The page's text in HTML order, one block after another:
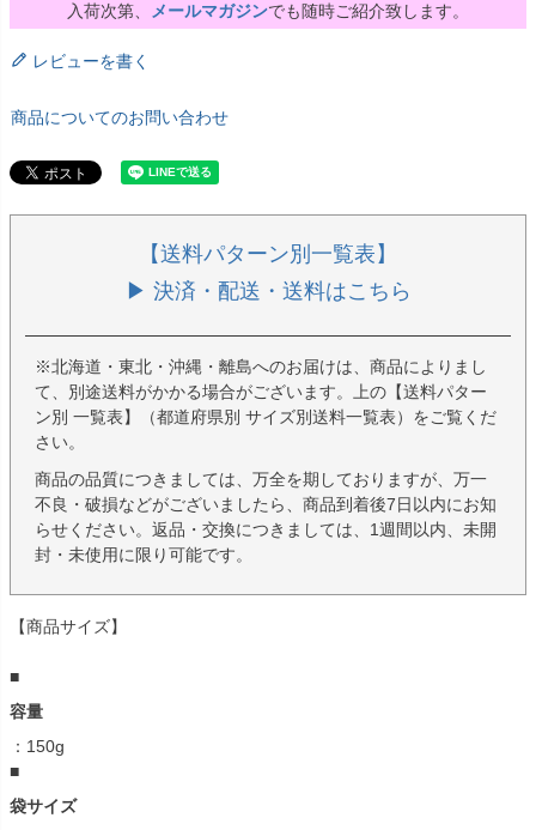
入荷次第、 メールマガジンでも随時ご紹介致します。
レビューを書く
商品についてのお問い合わせ
【送料パターン別一覧表】
▶ 決済・配送・送料はこちら
※北海道・東北・沖縄・離島へのお届けは、商品によりまし
て、別途送料がかかる場合がございます。上の【送料パター
ン別 一覧表】（都道府県別 サイズ別送料一覧表）をご覧くだ
さい。
商品の品質につきましては、万全を期しておりますが、万一
不良・破損などがございましたら、商品到着後7日以内にお知
らせください。返品・交換につきましては、1週間以内、未開
封・未使用に限り可能です。
【商品サイズ】
■
容量
：150g
■
袋サイズ